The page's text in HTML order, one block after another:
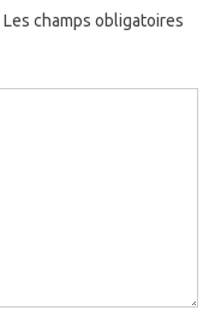
Les champs obligatoires